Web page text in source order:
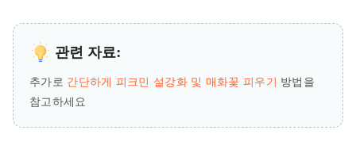
관련 자료:
추가로 간단하게 피크민 설강화 및 매화꽃 피우기 방법을
참고하세요